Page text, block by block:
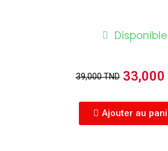
Disponible
39,000 TND 33,000
Ajouter au